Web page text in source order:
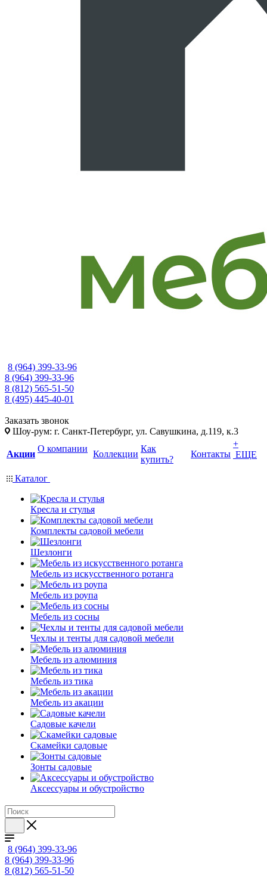
8 (964) 399-33-96
8 (964) 399-33-96
8 (812) 565-51-50
8 (495) 445-40-01
Заказать звонок
Шоу-рум: г. Санкт-Петербург, ул. Савушкина, д.119, к.3
Акции
О компании
Коллекции
Как
купить?
Контакты
+
ЕЩЕ
Каталог
Кресла и стулья
Комплекты садовой мебели
Шезлонги
Мебель из искусственного ротанга
Мебель из роупа
Мебель из сосны
Чехлы и тенты для садовой мебели
Мебель из алюминия
Мебель из тика
Мебель из акации
Садовые качели
Скамейки садовые
Зонты садовые
Аксессуары и обустройство
8 (964) 399-33-96
8 (964) 399-33-96
8 (812) 565-51-50